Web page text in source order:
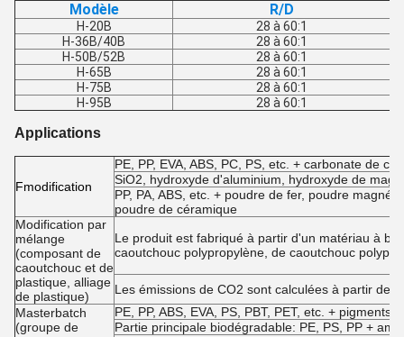
Modèle R/D
H-20B
28 à 60:1
H-36B/40B
28 à 60:1
H-50B/52B
28 à 60:1
H-65B
28 à 60:1
H-75B
28 à 60:1
H-95B
28 à 60:1
Applications
Fmodification
PE, PP, EVA, ABS, PC, PS, etc. + carbonate de
SiO2, hydroxyde d'aluminium, hydroxyde de
PP, PA, ABS, etc. + poudre de fer, poudre
poudre de céramique
Modification par
mélange
(composant de
caoutchouc et de
plastique, alliage
de plastique)
Le produit est fabriqué à partir d'un matériau à
caoutchouc polypropylène, de caoutchouc
Les émissions de CO2 sont calculées à partir de
Masterbatch
(groupe de
PE, PP, ABS, EVA, PS, PBT, PET, etc. + pigments
Partie principale biodégradable: PE, PS, PP +